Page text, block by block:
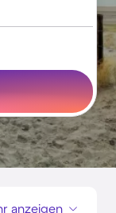
anzeigen